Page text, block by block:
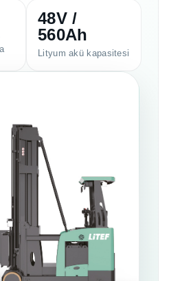
48V /
560Ah
Lityum akü kapasitesi